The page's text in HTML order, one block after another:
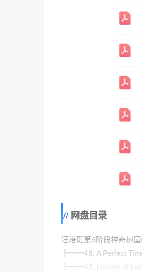
网盘目录
汪培珽第6阶段神奇树屋
┣━━48, A Perfect
┣━━47, Lincoln at